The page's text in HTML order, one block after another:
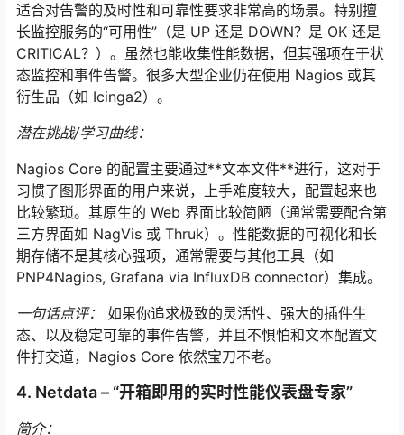
适合对告警的及时性和可靠性要求非常高的场景。特别擅
长监控服务的“可用性”（是 UP 还是 DOWN？是 OK 还是
CRITICAL？）。虽然也能收集性能数据，但其强项在于状
态监控和事件告警。很多大型企业仍在使用 Nagios 或其
衍生品（如 Icinga2）。
潜在挑战/学习曲线：
Nagios Core 的配置主要通过**文本文件**进行，这对于
习惯了图形界面的用户来说，上手难度较大，配置起来也
比较繁琐。其原生的 Web 界面比较简陋（通常需要配合第
三方界面如 NagVis 或 Thruk）。性能数据的可视化和长
期存储不是其核心强项，通常需要与其他工具（如
PNP4Nagios, Grafana via InfluxDB connector）集成。
一句话点评：
如果你追求极致的灵活性、强大的插件生
态、以及稳定可靠的事件告警，并且不惧怕和文本配置文
件打交道，Nagios Core 依然宝刀不老。
4. Netdata – “开箱即用的实时性能仪表盘专家”
简介：